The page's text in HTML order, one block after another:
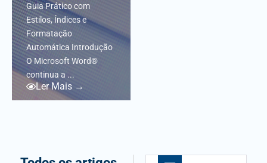
Guia Prático com
Estilos, Índices e
Formatação
Automática Introdução
O Microsoft Word®
continua a ...
Ler Mais →